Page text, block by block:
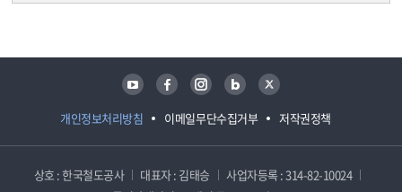
개인정보처리방침 이메일무단수집거부 저작권정책
유튜브 페이스북 인스타그램 블로그 트위터
상호 : 한국철도공사 대표자 : 김태승
사업자등록 : 314-82-10024